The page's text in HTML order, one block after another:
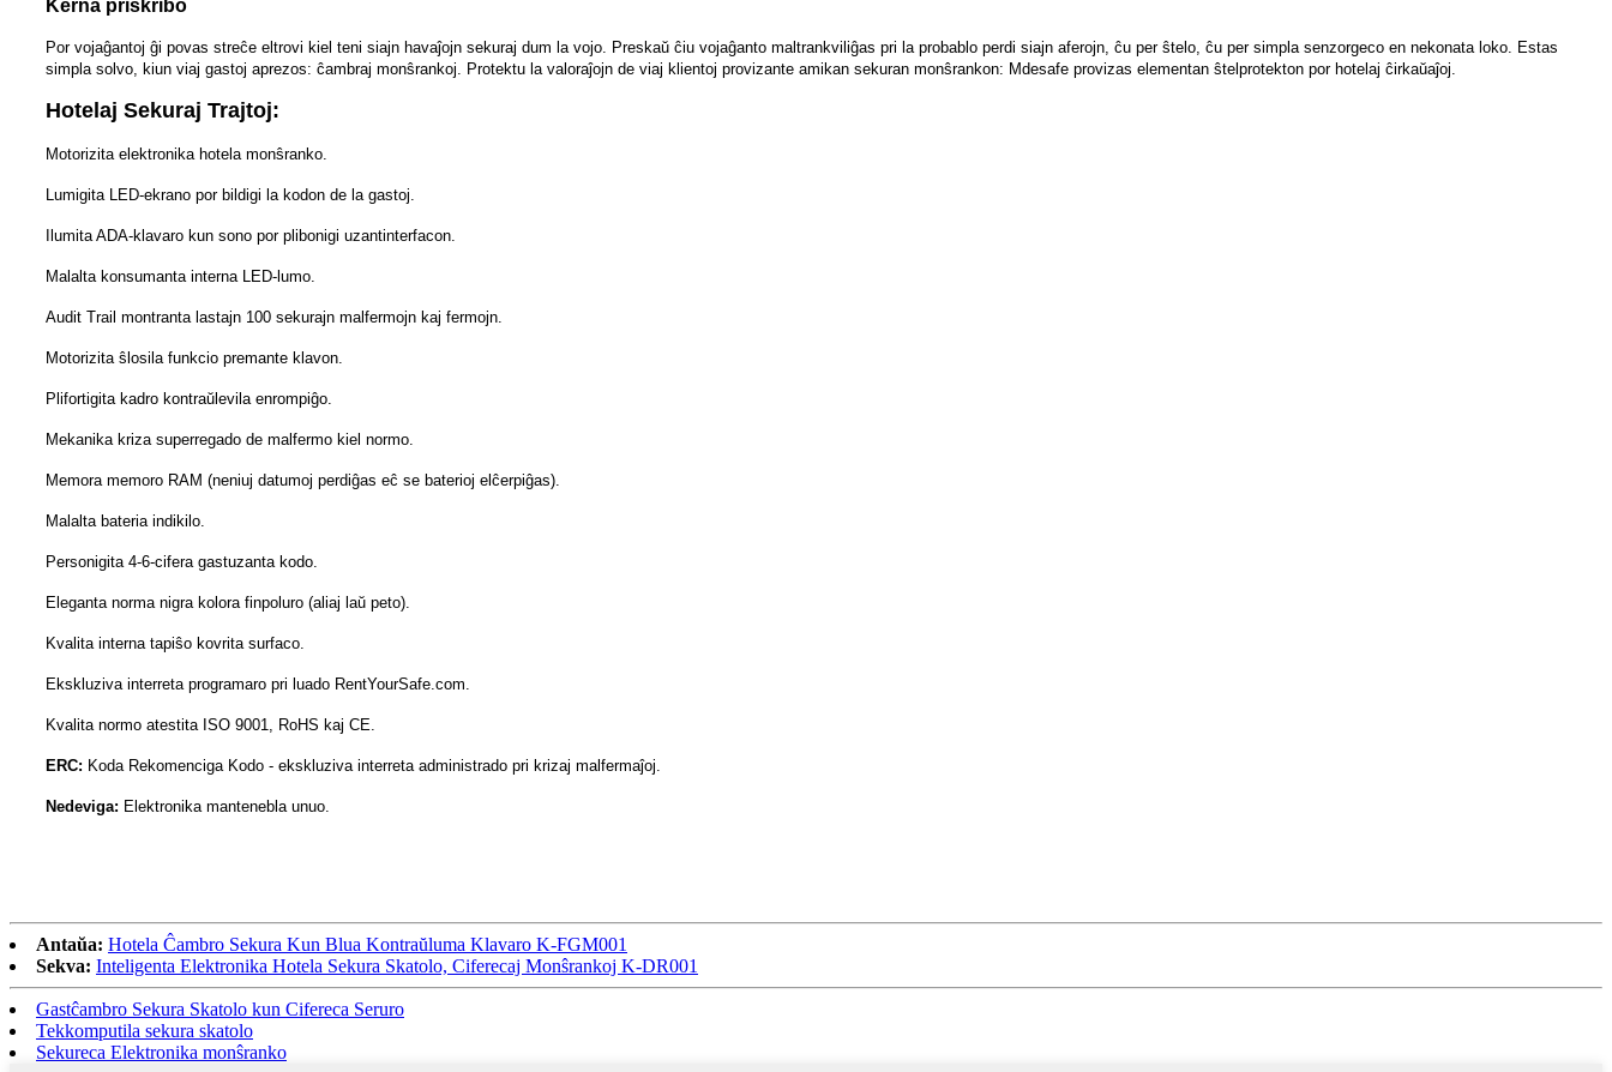
Kerna priskribo
Por vojaĝantoj ĝi povas streĉe eltrovi kiel teni siajn havaĵojn sekuraj dum la vojo. Preskaŭ ĉiu vojaĝanto maltrankviliĝas pri la probablo perdi siajn aferojn, ĉu per ŝtelo, ĉu per simpla senzorgeco en nekonata loko. Estas
simpla solvo, kiun viaj gastoj aprezos: ĉambraj monŝrankoj. Protektu la valoraĵojn de viaj klientoj provizante amikan sekuran monŝrankon: Mdesafe provizas elementan ŝtelprotekton por hotelaj ĉirkaŭaĵoj.
Hotelaj Sekuraj Trajtoj:
Motorizita elektronika hotela monŝranko.
Lumigita LED-ekrano por bildigi la kodon de la gastoj.
Ilumita ADA-klavaro kun sono por plibonigi uzantinterfacon.
Malalta konsumanta interna LED-lumo.
Audit Trail montranta lastajn 100 sekurajn malfermojn kaj fermojn.
Motorizita ŝlosila funkcio premante klavon.
Plifortigita kadro kontraŭlevila enrompiĝo.
Mekanika kriza superregado de malfermo kiel normo.
Memora memoro RAM (neniuj datumoj perdiĝas eĉ se baterioj elĉerpiĝas).
Malalta bateria indikilo.
Personigita 4-6-cifera gastuzanta kodo.
Eleganta norma nigra kolora finpoluro (aliaj laŭ peto).
Kvalita interna tapiŝo kovrita surfaco.
Ekskluziva interreta programaro pri luado RentYourSafe.com.
Kvalita normo atestita ISO 9001, RoHS kaj CE.
ERC: Koda Rekomenciga Kodo - ekskluziva interreta administrado pri krizaj malfermaĵoj.
Nedeviga: Elektronika mantenebla unuo.
Antaŭa: Hotela Ĉambro Sekura Kun Blua Kontraŭluma Klavaro K-FGM001
Sekva: Inteligenta Elektronika Hotela Sekura Skatolo, Ciferecaj Monŝrankoj K-DR001
Gastĉambro Sekura Skatolo kun Cifereca Seruro
Tekkomputila sekura skatolo
Sekureca Elektronika monŝranko